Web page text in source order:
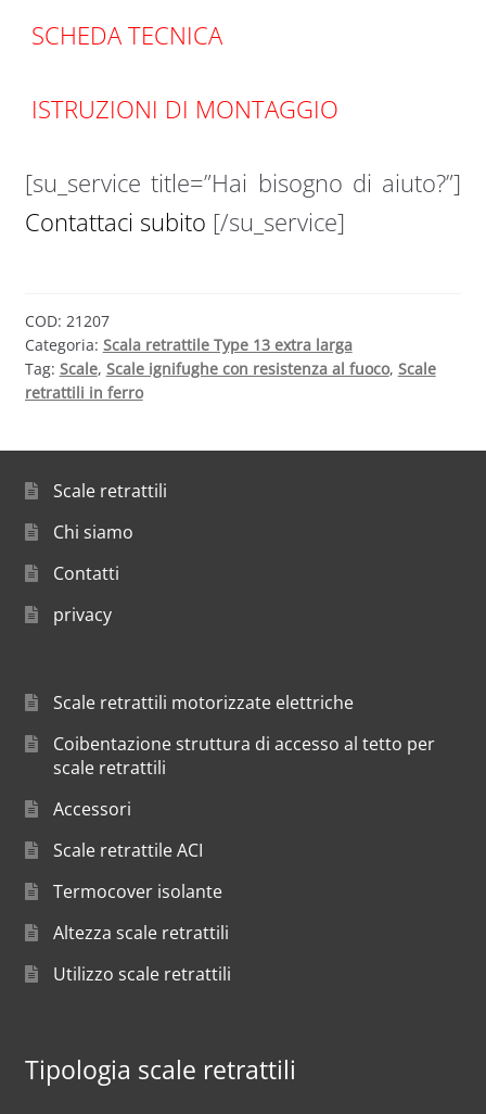
SCHEDA TECNICA
ISTRUZIONI DI MONTAGGIO
[su_service title=”Hai bisogno di aiuto?”]
Contattaci subito [/su_service]
COD: 21207
Categoria: Scala retrattile Type 13 extra larga
Tag: Scale, Scale ignifughe con resistenza al fuoco, Scale
retrattili in ferro
Scale retrattili
Chi siamo
Contatti
privacy
Scale retrattili motorizzate elettriche
Coibentazione struttura di accesso al tetto per
scale retrattili
Accessori
Scale retrattile ACI
Termocover isolante
Altezza scale retrattili
Utilizzo scale retrattili
Tipologia scale retrattili